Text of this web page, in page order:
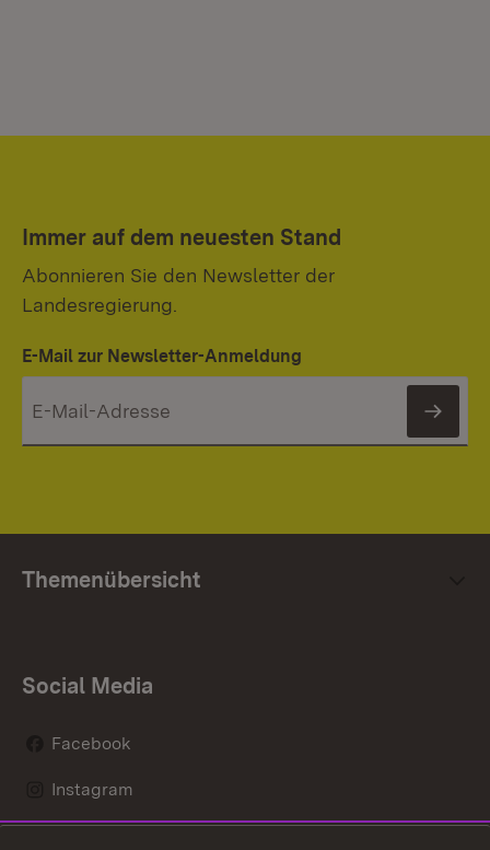
Immer auf dem neuesten Stand
Abonnieren Sie den Newsletter der
Landesregierung.
E-Mail zur Newsletter-Anmeldung
Themenübersicht
Social Media
Facebook
Instagram